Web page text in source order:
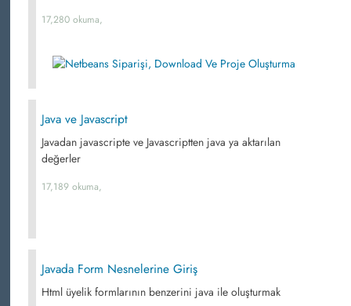
17,280 okuma,
Java ve Javascript
Javadan javascripte ve Javascriptten java ya aktarılan
değerler
17,189 okuma,
Javada Form Nesnelerine Giriş
Html üyelik formlarının benzerini java ile oluşturmak